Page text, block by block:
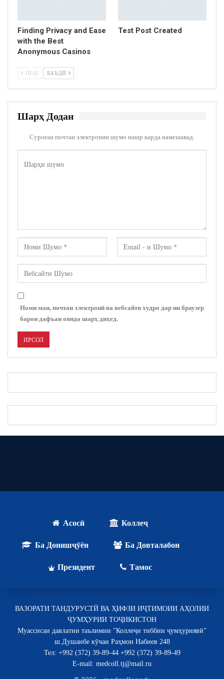
Finding Privacy and Ease
with the Best
Anonymous Casinos
Test Post Created
ПЕШ БАЪДӢ
Шарҳ Додан
Суроғаи почтаи электронии шумо нашр карда намешавад.
Номи ман, почтаи электронӣ ва вебсайти худро дар ин браузер
барои дафъаи оянда шарҳ диҳед.
Асосӣ
Коллеҷ
Ба Донишҷӯён
Ба Довталабон
Президент
Тамос
ВАЗОРАТИ ТАНДУРУСТӢ ВА ҲИФЗИ ИҶТИМОИИ АҲОЛИИ
ҶУМҲУРИИ ТОҶИКИСТОН
Муассисаи давлатии таълимии "Коллеҷи тиббии ҷумҳуриявӣ"
ш.Душанбе кӯчаи Раҳмон Набиев 248
Тел: +992 (372) 39-89-44 +992 (372) 39-89-49
E-mail: medcoll.tj@mail.ru